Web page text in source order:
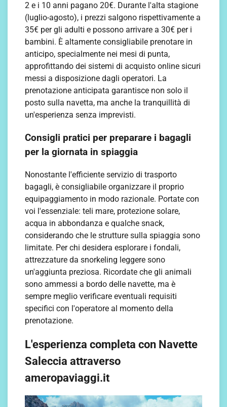
2 e i 10 anni pagano 20€. Durante l'alta stagione
(luglio-agosto), i prezzi salgono rispettivamente a
35€ per gli adulti e possono arrivare a 30€ per i
bambini. È altamente consigliabile prenotare in
anticipo, specialmente nei mesi di punta,
approfittando dei sistemi di acquisto online sicuri
messi a disposizione dagli operatori. La
prenotazione anticipata garantisce non solo il
posto sulla navetta, ma anche la tranquillità di
un'esperienza senza imprevisti.
Consigli pratici per preparare i bagagli
per la giornata in spiaggia
Nonostante l'efficiente servizio di trasporto
bagagli, è consigliabile organizzare il proprio
equipaggiamento in modo razionale. Portate con
voi l'essenziale: teli mare, protezione solare,
acqua in abbondanza e qualche snack,
considerando che le strutture sulla spiaggia sono
limitate. Per chi desidera esplorare i fondali,
attrezzature da snorkeling leggere sono
un'aggiunta preziosa. Ricordate che gli animali
sono ammessi a bordo delle navette, ma è
sempre meglio verificare eventuali requisiti
specifici con l'operatore al momento della
prenotazione.
L'esperienza completa con Navette
Saleccia attraverso
ameropaviaggi.it